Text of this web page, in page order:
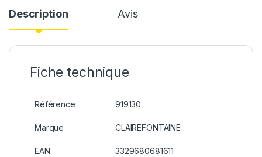
Description Avis
Fiche technique
Référence 919130
Marque CLAIREFONTAINE
EAN 3329680681611